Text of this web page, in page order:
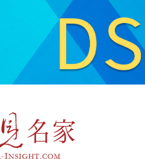
文化 財經 生活